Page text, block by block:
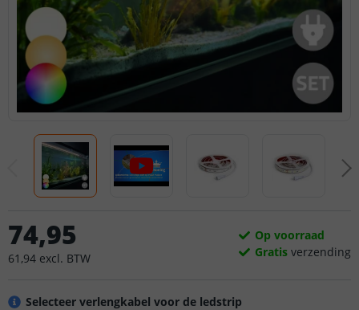
Selecteer verlengkabel voor de ledstrip
74,95
61 ,94 excl. BTW
Op voorraad
Gratis verzending